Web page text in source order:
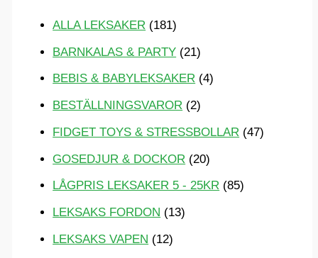
ALLA LEKSAKER (181)
BARNKALAS & PARTY (21)
BEBIS & BABYLEKSAKER (4)
BESTÄLLNINGSVAROR (2)
FIDGET TOYS & STRESSBOLLAR (47)
GOSEDJUR & DOCKOR (20)
LÅGPRIS LEKSAKER 5 - 25KR (85)
LEKSAKS FORDON (13)
LEKSAKS VAPEN (12)